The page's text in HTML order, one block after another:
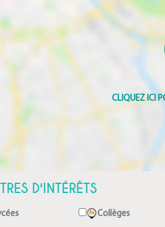
D'INTÉRÊTS
Collèges